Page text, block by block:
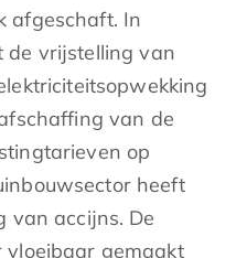
afgeschaft. In
de vrijstelling van
van de
op
heeft
van accijns. De
gemaakt